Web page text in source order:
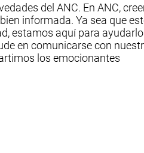
del ANC. En ANC,
informada. Ya sea que
estamos aquí para
en comunicarse con
los emocionantes